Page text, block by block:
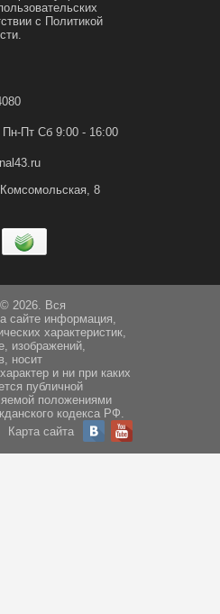
с Политикой
Пн-Пт Сб 9:00 - 16:00
8
2026. Вся
сайте информация,
характеристик,
изображений,
носит
и ни при каких
публичной
положениями
кодекса РФ.
Карта сайта